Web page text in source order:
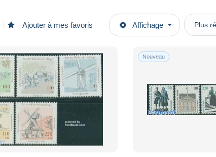
Ajouter à mes favoris Affichage
Nouveau